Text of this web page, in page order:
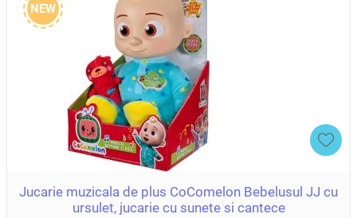
NEW
Jucarie muzicala de plus CoComelon Bebelusul JJ cu
ursulet, jucarie cu sunete si cantece